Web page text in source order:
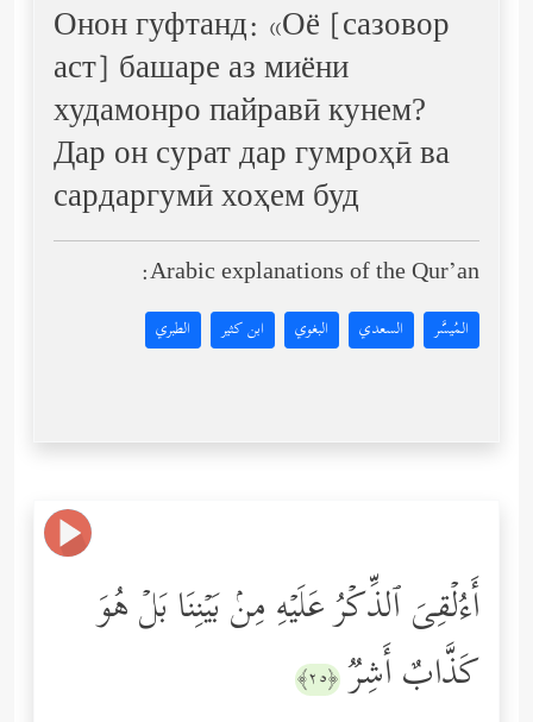
Онон гуфтанд: «Оё [сазовор
аст] башаре аз миёни
худамонро пайравӣ кунем?
Дар он сурат дар гумроҳӣ ва
сардаргумӣ хоҳем буд
Arabic explanations of the Qur’an:
المُيسَّر السعدي البغوي ابن كثير الطبري
أَءُلۡقِیَ ٱلذِّكۡرُ عَلَیۡهِ مِنۢ بَیۡنِنَا بَلۡ هُوَ
كَذَّابٌ أَشِرࣱ ﴿٢٥﴾